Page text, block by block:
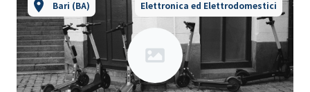
Bari (BA) Elettronica ed Elettrodomestici